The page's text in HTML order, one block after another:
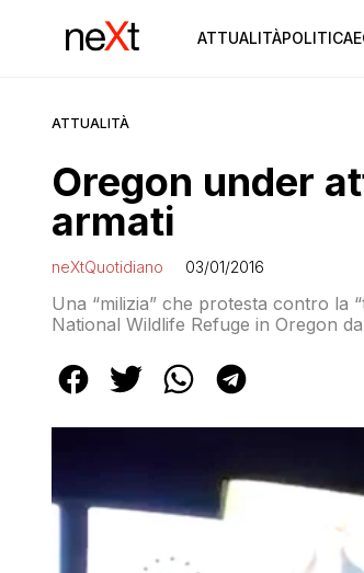
ATTUALITÀPOLITICA
ATTUALITÀ
Oregon under
armati
neXtQuotidiano 03/01/2016
Una “milizia” che protesta contro la
National Wildlife Refuge in Oregon